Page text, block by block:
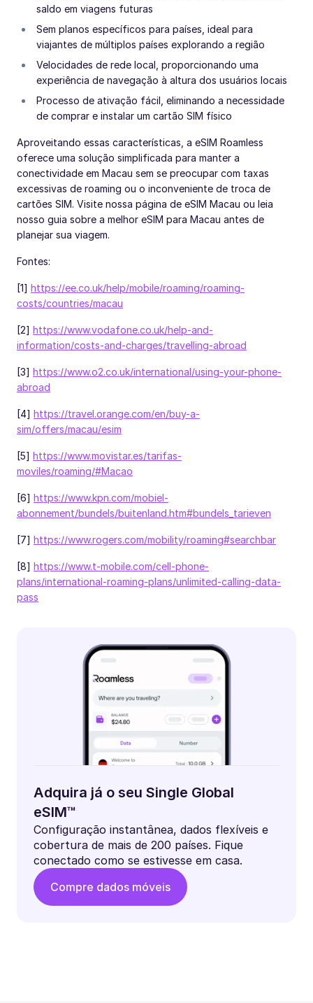
saldo em viagens futuras
Sem planos específicos para países, ideal para
viajantes de múltiplos países explorando a região
Velocidades de rede local, proporcionando uma
experiência de navegação à altura dos usuários locais
Processo de ativação fácil, eliminando a necessidade
de comprar e instalar um cartão SIM físico
Aproveitando essas características, a eSIM Roamless
oferece uma solução simplificada para manter a
conectividade em Macau sem se preocupar com taxas
excessivas de roaming ou o inconveniente de troca de
cartões SIM. Visite nossa página de eSIM Macau ou leia
nosso guia sobre a melhor eSIM para Macau antes de
planejar sua viagem.
Fontes:
[1] https://ee.co.uk/help/mobile/roaming/roaming-
costs/countries/macau
[2] https://www.vodafone.co.uk/help-and-
information/costs-and-charges/travelling-abroad
[3] https://www.o2.co.uk/international/using-your-phone-
abroad
[4] https://travel.orange.com/en/buy-a-
sim/offers/macau/esim
[5] https://www.movistar.es/tarifas-
moviles/roaming/#Macao
[6] https://www.kpn.com/mobiel-
abonnement/bundels/buitenland.htm#bundels_tarieven
[7] https://www.rogers.com/mobility/roaming#searchbar
[8] https://www.t-mobile.com/cell-phone-
plans/international-roaming-plans/unlimited-calling-data-
pass
Adquira já o seu Single Global
eSIM™
Configuração instantânea, dados flexíveis e
cobertura de mais de 200 países. Fique
conectado como se estivesse em casa.
Compre dados móveis